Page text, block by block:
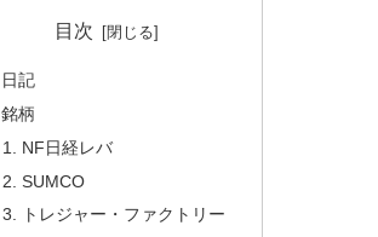
目次
日記
銘柄
NF日経レバ
SUMCO
トレジャー・ファクトリー